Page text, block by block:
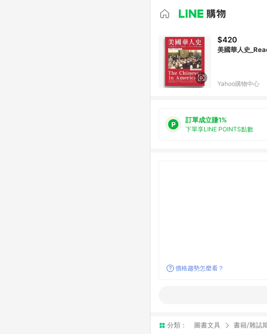
$420
美國華人史
Yahoo購物中心
訂單成立賺1%
下單享LINE POINTS點數
價格趨勢怎麼看？
分類： 圖書文具 書籍/雜誌